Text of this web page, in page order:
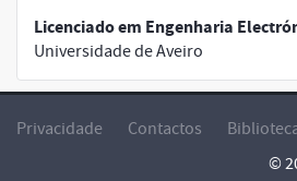
Licenciado em Engenharia
Universidade de Aveiro
Privacidade Contactos
©